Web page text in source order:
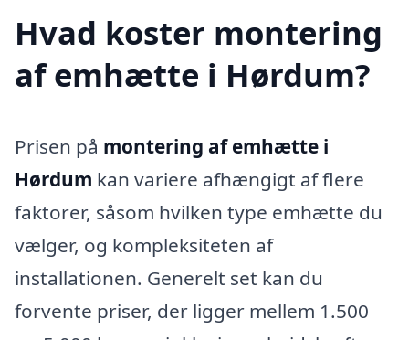
Hvad koster montering
af emhætte i Hørdum?
Prisen på montering af emhætte i
Hørdum kan variere afhængigt af flere
faktorer, såsom hvilken type emhætte du
vælger, og kompleksiteten af
installationen. Generelt set kan du
forvente priser, der ligger mellem 1.500